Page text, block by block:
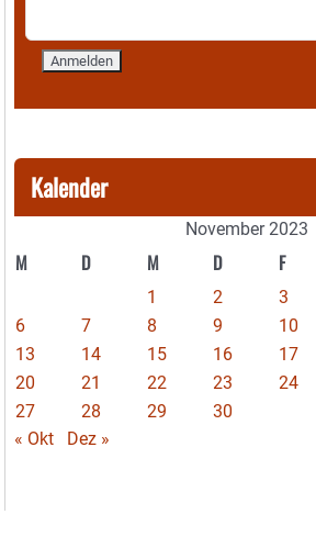
Kalender
November 2023
M D M D F
1 2 3
6
7 8 9 10
13
14 15 16 17
20
21 22 23 24
27
28 29
30
« Okt
Dez »